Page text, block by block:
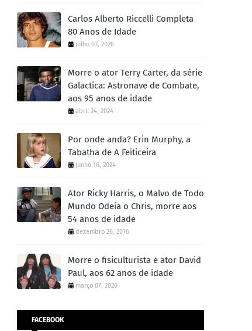
Carlos Alberto Riccelli Completa
80 Anos de Idade
julho 03, 2026
Morre o ator Terry Carter, da série
Galactica: Astronave de Combate,
aos 95 anos de idade
abril 24, 2024
Por onde anda? Erin Murphy, a
Tabatha de A Feiticeira
junho 16, 2024
Ator Ricky Harris, o Malvo de Todo
Mundo Odeia o Chris, morre aos
54 anos de idade
dezembro 26, 2016
Morre o fisiculturista e ator David
Paul, aos 62 anos de idade
março 07, 2020
FACEBOOK